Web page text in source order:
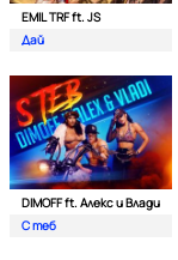
EMIL TRF ft. JS
Дай
DIMOFF ft. Алекс и Влади
С теб